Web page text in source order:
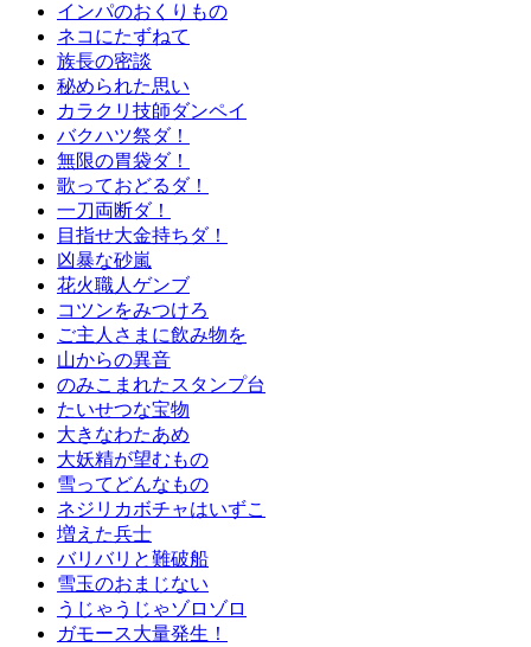
インパのおくりもの
ネコにたずねて
族長の密談
秘められた思い
カラクリ技師ダンペイ
バクハツ祭ダ！
無限の胃袋ダ！
歌っておどるダ！
一刀両断ダ！
目指せ大金持ちダ！
凶暴な砂嵐
花火職人ゲンブ
コツンをみつけろ
ご主人さまに飲み物を
山からの異音
のみこまれたスタンプ台
たいせつな宝物
大きなわたあめ
大妖精が望むもの
雪ってどんなもの
ネジリカボチャはいずこ
増えた兵士
バリバリと難破船
雪玉のおまじない
うじゃうじゃゾロゾロ
ガモース大量発生！